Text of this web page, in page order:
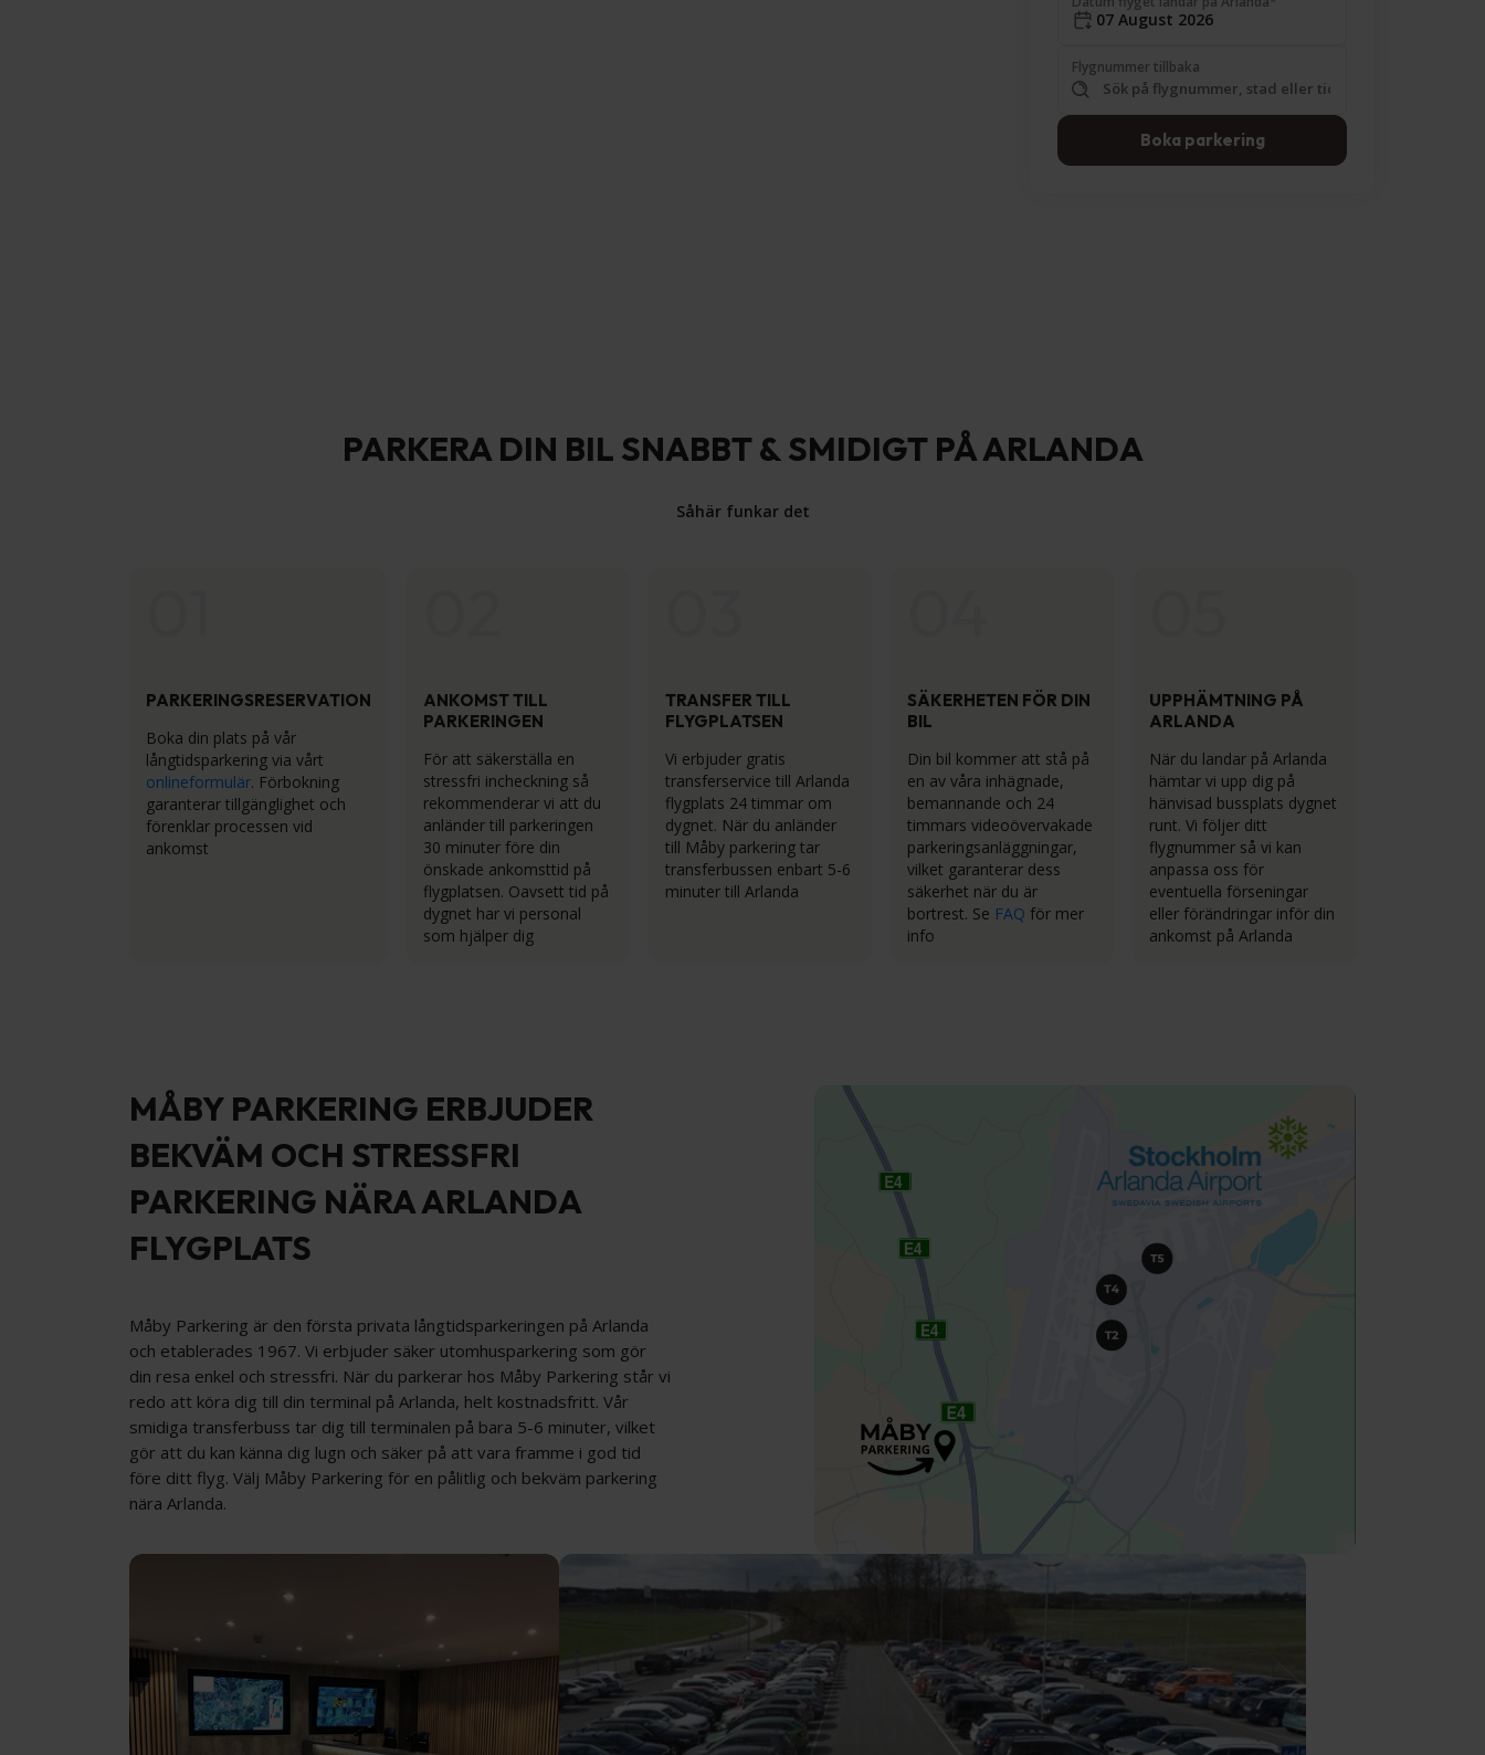
Flygnummer tillbaka
Boka parkering
PARKERA DIN BIL SNABBT & SMIDIGT PÅ ARLANDA
Såhär funkar det
PARKERINGSRESERVATION
Boka din plats på vår
långtidsparkering via vårt
onlineformulär. Förbokning
garanterar tillgänglighet och
förenklar processen vid
ankomst
ANKOMST TILL
PARKERINGEN
För att säkerställa en
stressfri incheckning så
rekommenderar vi att du
anländer till parkeringen
30 minuter före din
önskade ankomsttid på
flygplatsen. Oavsett tid på
dygnet har vi personal
som hjälper dig
TRANSFER TILL
FLYGPLATSEN
Vi erbjuder gratis
transferservice till Arlanda
flygplats 24 timmar om
dygnet. När du anländer
till Måby parkering tar
transferbussen enbart 5-6
minuter till Arlanda
SÄKERHETEN FÖR DIN
BIL
Din bil kommer att stå på
en av våra inhägnade,
bemannande och 24
timmars videoövervakade
parkeringsanläggningar,
vilket garanterar dess
säkerhet när du är
bortrest. Se FAQ för mer
info
UPPHÄMTNING PÅ
ARLANDA
När du landar på Arlanda
hämtar vi upp dig på
hänvisad bussplats dygnet
runt. Vi följer ditt
flygnummer så vi kan
anpassa oss för
eventuella förseningar
eller förändringar inför din
ankomst på Arlanda
MÅBY PARKERING ERBJUDER
BEKVÄM OCH STRESSFRI
PARKERING NÄRA ARLANDA
FLYGPLATS
Måby Parkering är den första privata långtidsparkeringen på Arlanda
och etablerades 1967. Vi erbjuder säker utomhusparkering som gör
din resa enkel och stressfri. När du parkerar hos Måby Parkering står vi
redo att köra dig till din terminal på Arlanda, helt kostnadsfritt. Vår
smidiga transferbuss tar dig till terminalen på bara 5-6 minuter, vilket
gör att du kan känna dig lugn och säker på att vara framme i god tid
före ditt flyg. Välj Måby Parkering för en pålitlig och bekväm parkering
nära Arlanda.